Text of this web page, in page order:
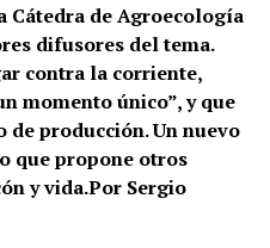
Cátedra de Agroecología
difusores del tema.
contra la corriente,
momento único”, y que
producción. Un nuevo
que propone otros
y vida.Por Sergio